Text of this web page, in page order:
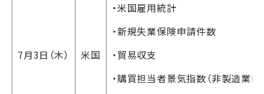
7月3日（木） 米国
・米国雇用統計
・新規失業保険申請件数
・貿易収支
・購買担当者景気指数（非製造業